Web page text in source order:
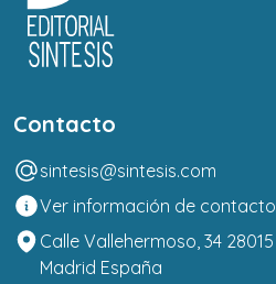
Contacto
sintesis@sintesis.com
Ver información de contacto
Calle Vallehermoso, 34 28015
Madrid España